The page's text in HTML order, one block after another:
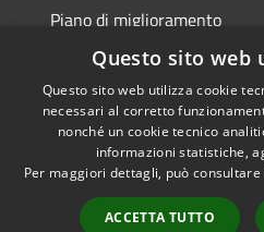
Piano di miglioramento
Accessibility
Privacy
Questo sito web
Questo sito web utilizza cookie
necessari al corretto
nonché un cookie tecnico
informazioni statistiche,
Per maggiori dettagli, può
ACCETTA TUTTO